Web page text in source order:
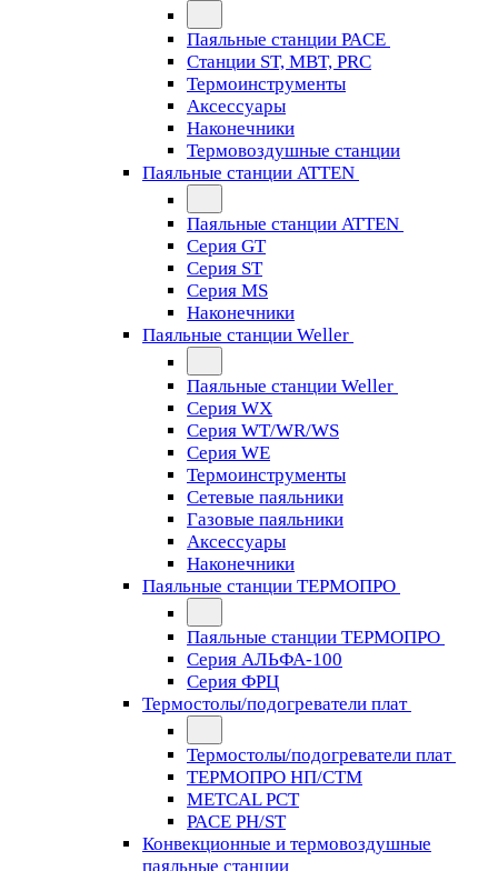
Паяльные станции PACE
Станции ST, MBT, PRC
Термоинструменты
Аксессуары
Наконечники
Термовоздушные станции
Паяльные станции ATTEN
Паяльные станции ATTEN
Серия GT
Серия ST
Серия MS
Наконечники
Паяльные станции Weller
Паяльные станции Weller
Серия WX
Серия WT/WR/WS
Серия WE
Термоинструменты
Сетевые паяльники
Газовые паяльники
Аксессуары
Наконечники
Паяльные станции ТЕРМОПРО
Паяльные станции ТЕРМОПРО
Серия АЛЬФА-100
Серия ФРЦ
Термостолы/подогреватели плат
Термостолы/подогреватели плат
ТЕРМОПРО НП/СТМ
METCAL PCT
PACE PH/ST
Конвекционные и термовоздушные
паяльные станции